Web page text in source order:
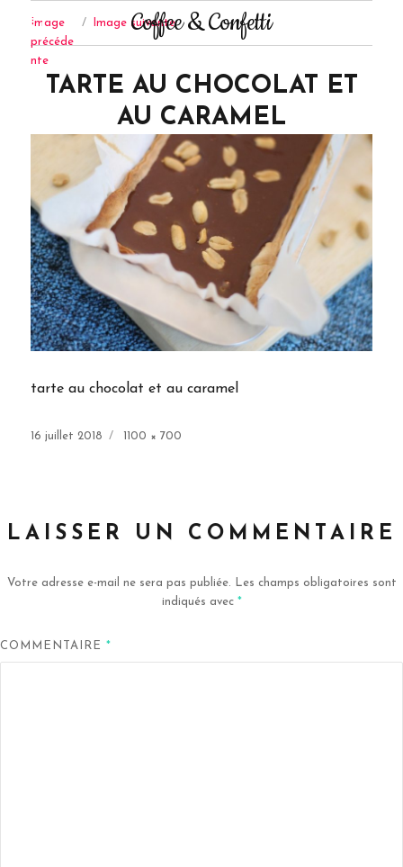
Coffee & Confetti
Image
précéde
nte
Image suivante
TARTE AU CHOCOLAT ET
AU CARAMEL
tarte au chocolat et au caramel
Publié
16 juillet 2018
Taille
1100 × 700
LAISSER UN COMMENTAIRE
Votre adresse e-mail ne sera pas publiée.
Les champs obligatoires sont
indiqués avec *
COMMENTAIRE *